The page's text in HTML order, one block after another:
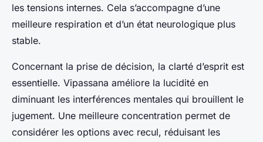
les tensions internes. Cela s’accompagne d’une
meilleure respiration et d’un état neurologique plus
stable.
Concernant la prise de décision, la clarté d’esprit est
essentielle. Vipassana améliore la lucidité en
diminuant les interférences mentales qui brouillent le
jugement. Une meilleure concentration permet de
considérer les options avec recul, réduisant les